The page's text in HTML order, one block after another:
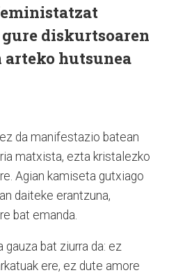
diskurtsoaren
arteko hutsunea
da manifestazio batean
matxista, ezta kristalezko
Agian kamiseta gutxiago
daiteke erantzuna,
bat emanda.
gauza bat ziurra da: ez
ere, ez dute amore